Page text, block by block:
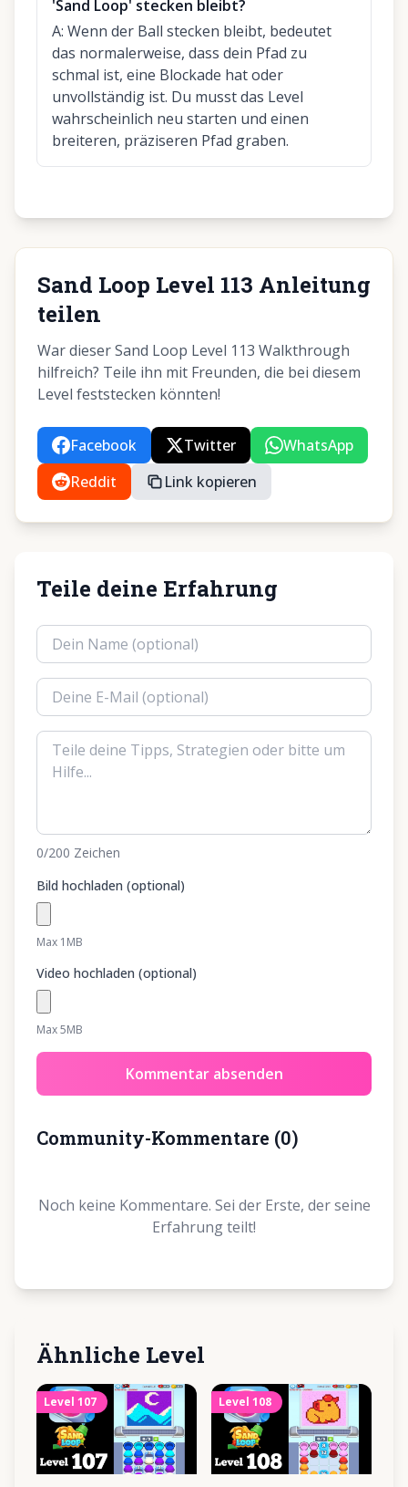
'Sand Loop' stecken bleibt?
A: Wenn der Ball stecken bleibt, bedeutet
das normalerweise, dass dein Pfad zu
schmal ist, eine Blockade hat oder
unvollständig ist. Du musst das Level
wahrscheinlich neu starten und einen
breiteren, präziseren Pfad graben.
Sand Loop Level 113 Anleitung
teilen
War dieser Sand Loop Level 113 Walkthrough
hilfreich? Teile ihn mit Freunden, die bei diesem
Level feststecken könnten!
Facebook Twitter
WhatsApp
Reddit
Link kopieren
Teile deine Erfahrung
0/200 Zeichen
Bild hochladen (optional)
Max 1MB
Video hochladen (optional)
Max 5MB
Kommentar absenden
Community-Kommentare (0)
Noch keine Kommentare. Sei der Erste, der seine
Erfahrung teilt!
Ähnliche Level
Level 107 Level 108